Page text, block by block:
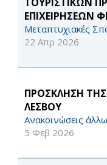
ΕΠΙΧΕΙΡΗΣΕΩΝ
Μεταπτυχιακές
22 Απρ 2026
ΠΡΟΣΚΛΗΣΗ ΤΗΣ
ΛΕΣΒΟΥ
Ανακοινώσεις
5 Φεβ 2026